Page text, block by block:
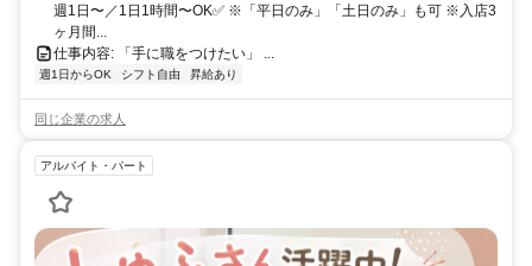
週1日〜／1日1時間〜OK✅ ※「平日のみ」「土日のみ」も可 ※入店3
ヶ月間...
仕事内容: 「手に職をつけたい」 ...
週1日からOK シフト自由 昇給あり
同じ企業の求人
アルバイト・パート